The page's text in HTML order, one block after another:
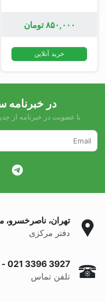
۸۵۰,۰۰۰ تومان
خرید آنلاین
در
با عضویت در خبرنامه از
تهران، ناصرخسرو،
دفتر مرکزی
021 3396 3927
-
تلفن تماس